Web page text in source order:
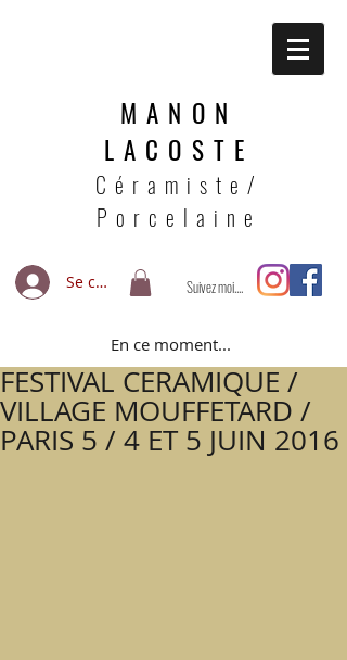
MANON
LACOSTE
Céramiste/
Porcelaine
Se connecter Suivez moi....
En ce moment...
FESTIVAL CERAMIQUE /
VILLAGE MOUFFETARD /
PARIS 5 / 4 ET 5 JUIN 2016